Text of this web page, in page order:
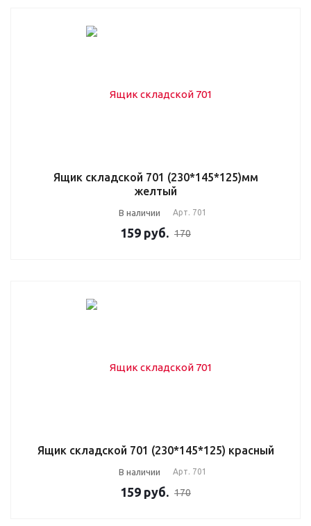
Ящик складской 701 (230*145*125)мм
желтый
В наличии Арт. 701
159 руб. 170
Ящик складской 701 (230*145*125) красный
В наличии Арт. 701
159 руб. 170